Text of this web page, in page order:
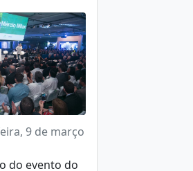
9 de março
do evento do